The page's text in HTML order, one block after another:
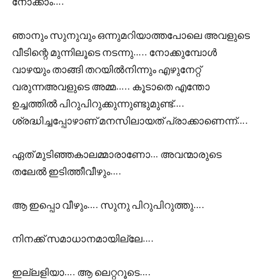
ഞാനും സുനുവും ഒന്നുമറിയാത്തപോലെ അവളുടെ
വീടിന്റെ മുന്നിലൂടെ നടന്നു….. നോക്കുമ്പോൾ
വാഴയും താങ്ങി തറയിൽനിന്നും എഴുനേറ്റ്
വരുന്നഅവളുടെ അമ്മ….. കൂടാതെ എന്തോ
ഉച്ചത്തിൽ പിറുപിറുക്കുന്നുണ്ടുമുണ്ട്….
ശ്രദ്ധിച്ചപ്പോഴാണ് മനസിലായത് പ്രാക്കാണെന്ന്….
ഏത് മുടിഞ്ഞകാലമ്മാരാണോ… അവന്മാരുടെ
തലേൽ ഇടിത്തീവീഴും….
ആ ഇപ്പൊ വീഴും…. സുനു പിറുപിറുത്തു….
നിനക്ക് സമാധാനമായില്ലേ….
ഇല്ലളിയാ…. ആ ലെറ്ററൂടെ….